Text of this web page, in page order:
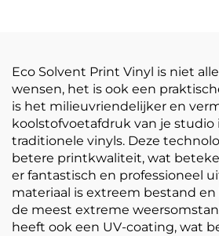
Eco Solvent Print Vinyl is niet
wensen, het is ook een
is het milieuvriendelijker en
koolstofvoetafdruk van je
traditionele vinyls. Deze
betere printkwaliteit, wat
er fantastisch en professioneel
materiaal is extreem bestand
de meest extreme
heeft ook een UV-coating, wat